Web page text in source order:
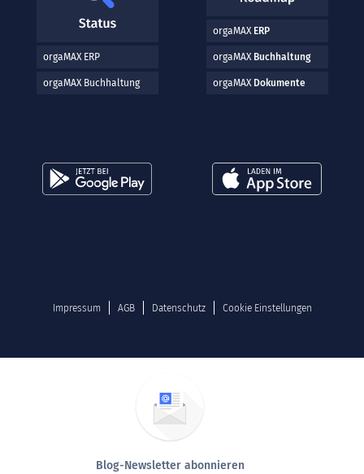
orgaMAX ERP
orgaMAX Buchhaltung
orgaMAX ERP
orgaMAX Buchhaltung
orgaMAX Dokumente
Impressum AGB Datenschutz Cookie Einstellungen
Blog-Newsletter abonnieren